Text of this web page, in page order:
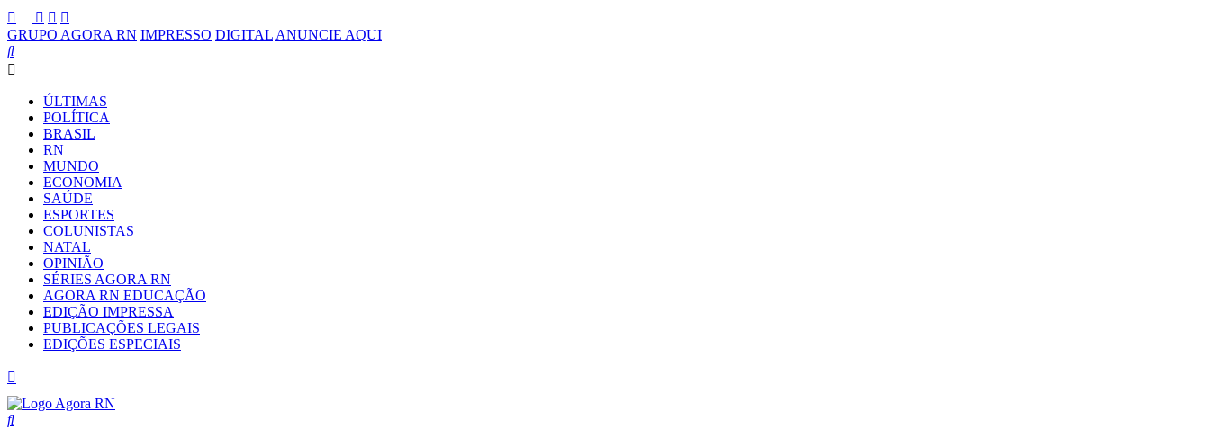
GRUPO AGORA RN IMPRESSO DIGITAL ANUNCIE AQUI
ÚLTIMAS
POLÍTICA
BRASIL
RN
MUNDO
ECONOMIA
SAÚDE
ESPORTES
COLUNISTAS
NATAL
OPINIÃO
SÉRIES AGORA RN
AGORA RN EDUCAÇÃO
EDIÇÃO IMPRESSA
PUBLICAÇÕES LEGAIS
EDIÇÕES ESPECIAIS